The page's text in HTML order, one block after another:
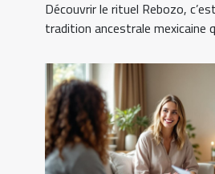
Découvrir le rituel Rebozo,
tradition ancestrale mexicaine